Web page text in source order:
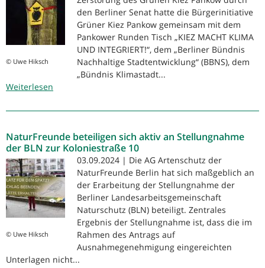
© Uwe Hiksch
den Berliner Senat hatte die Bürgerinitiative
Grüner Kiez Pankow gemeinsam mit dem
Pankower Runden Tisch „KIEZ MACHT KLIMA
UND INTEGRIERT!“, dem „Berliner Bündnis
Nachhaltige Stadtentwicklung“ (BBNS), dem
„Bündnis Klimastadt...
Weiterlesen
Lichterbaum
Grünen
Kiez
Pankow
NaturFreunde beteiligen sich aktiv an Stellungnahme
der BLN zur Koloniestraße 10
© Uwe Hiksch
03.09.2024 | Die AG Artenschutz der
NaturFreunde Berlin hat sich maßgeblich an
der Erarbeitung der Stellungnahme der
Berliner Landesarbeitsgemeinschaft
Naturschutz (BLN) beteiligt. Zentrales
Ergebnis der Stellungnahme ist, dass die im
Rahmen des Antrags auf
Ausnahmegenehmigung eingereichten
Unterlagen nicht...